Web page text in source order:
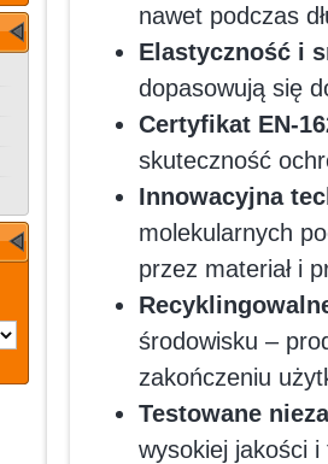
nawet podczas
Elastyczność i
dopasowują się
Certyfikat EN-
skuteczność
Innowacyjna
molekularnych
przez materiał i
środowisku –
zakończeniu
Testowane
wysokiej jakości i